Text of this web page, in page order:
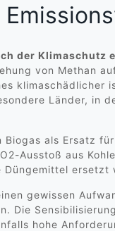
der Klimaschutz
von Methan
klimaschädlicher
Länder, in
als Ersatz
Ausstoß aus
ersetzt
gewissen
Die
hohe